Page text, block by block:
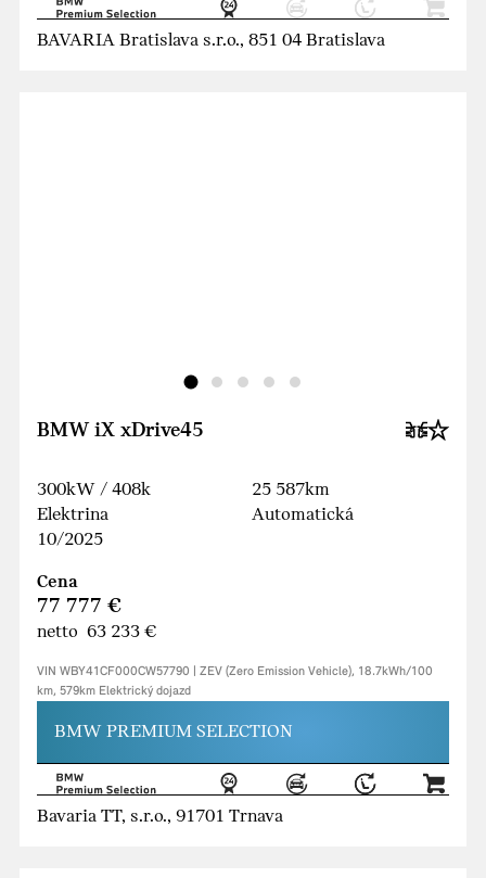
BAVARIA Bratislava s.r.o., 851 04 Bratislava
BMW iX xDrive45
300kW / 408k
Elektrina
10/2025
25 587km
Automatická
Cena
77 777 €
netto 63 233 €
VIN WBY41CF000CW57790 | ZEV (Zero Emission Vehicle), 18.7kWh/100
km, 579km Elektrický dojazd
BMW PREMIUM SELECTION
Bavaria TT, s.r.o., 91701 Trnava